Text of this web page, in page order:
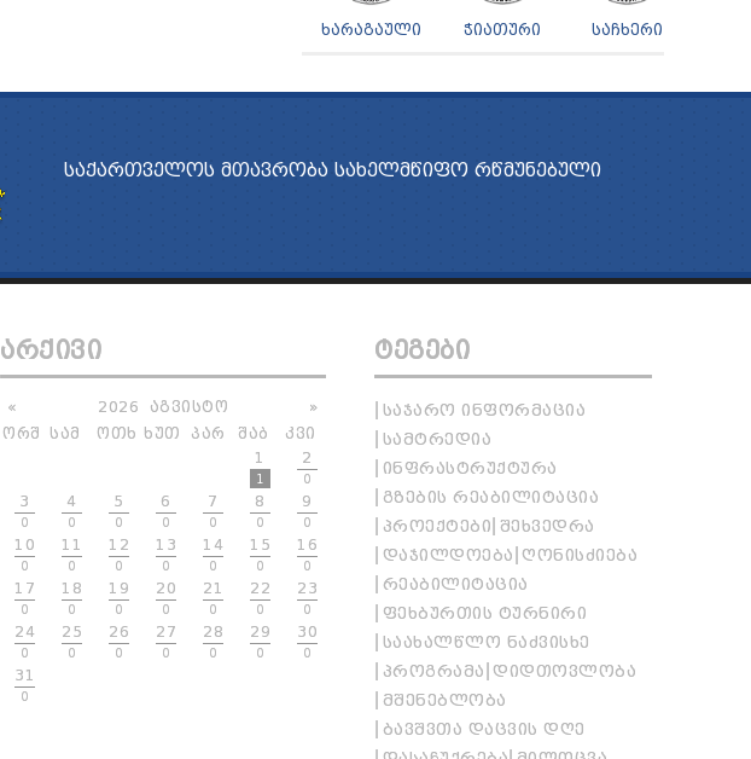
ᲮᲐᲠᲐᲒᲐᲣᲚᲘ ᲭᲘᲐᲗᲣᲠᲘ ᲡᲐᲩᲮᲔᲠᲘ
ᲡᲐᲥᲐᲠᲗᲕᲔᲚᲝᲡ ᲛᲗᲐᲕᲠᲝᲑᲐ ᲡᲐᲮᲔᲚᲛᲬᲘᲤᲝ ᲠᲬᲛᲣᲜᲔᲑᲣᲚᲘ
ᲐᲠᲥᲘᲕᲘ
« »
2026
ᲐᲒᲕᲘᲡᲢᲝ
ᲝᲠᲨ
ᲡᲐᲛ ᲝᲗᲮ ᲮᲣᲗ ᲞᲐᲠ ᲨᲐᲑ
ᲙᲕᲘ
1
1
2
0
3
0
4
0
5
0
6
0
7
0
8
0
9
0
10
0
11
0
12
0
13
0
14
0
15
0
16
0
17
0
18
0
19
0
20
0
21
0
22
0
23
0
24
0
25
0
26
0
27
0
28
0
29
0
30
0
31
0
ᲢᲔᲒᲔᲑᲘ
ᲡᲐᲯᲐᲠᲝ ᲘᲜᲤᲝᲠᲛᲐᲪᲘᲐ
ᲡᲐᲛᲢᲠᲔᲓᲘᲐ
ᲘᲜᲤᲠᲐᲡᲢᲠᲣᲥᲢᲣᲠᲐ
ᲒᲖᲔᲑᲘᲡ ᲠᲔᲐᲑᲘᲚᲘᲢᲐᲪᲘᲐ
ᲞᲠᲝᲔᲥᲢᲔᲑᲘ ᲨᲔᲮᲕᲔᲓᲠᲐ
ᲓᲐᲯᲘᲚᲓᲝᲔᲑᲐ ᲦᲝᲜᲘᲡᲫᲘᲔᲑᲐ
ᲠᲔᲐᲑᲘᲚᲘᲢᲐᲪᲘᲐ
ᲤᲔᲮᲑᲣᲠᲗᲘᲡ ᲢᲣᲠᲜᲘᲠᲘ
ᲡᲐᲐᲮᲐᲚᲬᲚᲝ ᲜᲐᲫᲕᲘᲡᲮᲔ
ᲞᲠᲝᲒᲠᲐᲛᲐ ᲓᲘᲓᲗᲝᲕᲚᲝᲑᲐ
ᲛᲨᲔᲜᲔᲑᲚᲝᲑᲐ
ᲑᲐᲕᲨᲕᲗᲐ ᲓᲐᲪᲕᲘᲡ ᲓᲦᲔ